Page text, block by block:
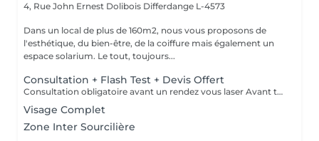
4, Rue John Ernest Dolibois Differdange L-4573
Dans un local de plus de 160m2, nous vous proposons de
l'esthétique, du bien-être, de la coiffure mais également un
espace solarium. Le tout, toujours...
Consultation + Flash Test + Devis Offert
Consultation obligatoire avant un rendez vous laser Avant tout traitement, nous vous proposons gratuitement un rendez-vous d'information afin de vous apporter toutes les explications utiles et évaluer vos besoins spécifiques. Un flash test est effectué et un devis personnalisé vous est proposé.
Visage Complet
Zone Inter Sourcilière